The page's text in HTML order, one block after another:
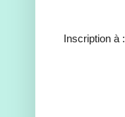
Inscription à :